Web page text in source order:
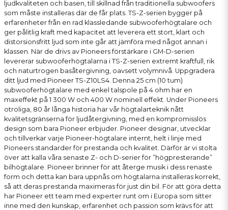
ljudkvaliteten och basen, till skillnad från traditionella subwoofers
som måste installeras där de får plats. TS-Z-serien bygger på
erfarenheter från en rad klassledande subwooferhögtalare och
ger pålitlig kraft med kapacitet att leverera ett stort, klart och
distorsionsfritt ljud som inte går att jämföra med något annan i
klassen. När de drivs av Pioneers förstärkare i GM-D-serien
levererar subwooferhögtalarna i TS-Z-serien extremt kraftfull, rik
och naturtrogen basåtergivning, oavsett volymnivå. Uppgradera
ditt ljud med Pioneer TS-Z10LS4. Denna 25 cm (10 tum)
subwooferhögtalare med enkel talspole på 4 ohm har en
maxeffekt på 1 300 W och 400 W nominell effekt. Under Pioneers
otroliga, 80 år långa historia har vår högtalarteknik nått
kvalitetsgränserna för ljudåtergivning, med en kompromisslös
design som bara Pioneer erbjuder. Pioneer designar, utvecklar
och tillverkar varje Pioneer-högtalare internt, helt i linje med
Pioneers standarder för prestanda och kvalitet. Därför är vi stolta
över att kalla våra senaste Z- och D-serier för ”högpresterande”
bilhögtalare. Pioneer brinner för att återge musik i dess renaste
form och detta kan bara uppnås om högtalarna installeras korrekt,
så att deras prestanda maximeras för just din bil. För att göra detta
har Pioneer ett team med experter runt om i Europa som sitter
inne med den kunskap, erfarenhet och passion som krävs för att